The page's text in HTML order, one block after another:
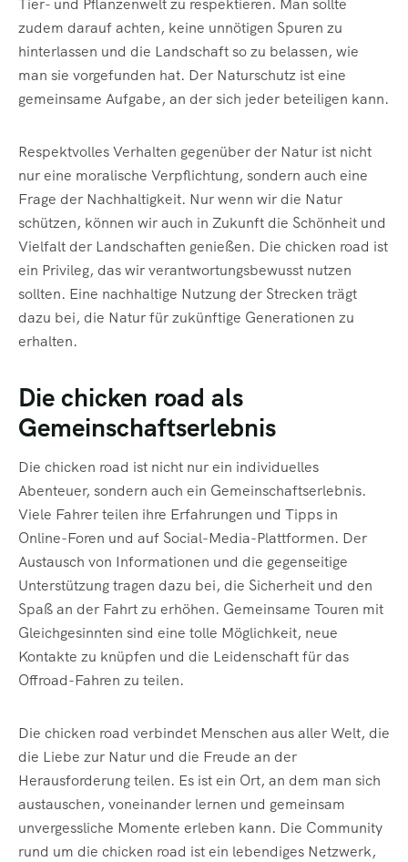
Tier- und Pflanzenwelt zu respektieren. Man sollte
zudem darauf achten, keine unnötigen Spuren zu
hinterlassen und die Landschaft so zu belassen, wie
man sie vorgefunden hat. Der Naturschutz ist eine
gemeinsame Aufgabe, an der sich jeder beteiligen kann.
Respektvolles Verhalten gegenüber der Natur ist nicht
nur eine moralische Verpflichtung, sondern auch eine
Frage der Nachhaltigkeit. Nur wenn wir die Natur
schützen, können wir auch in Zukunft die Schönheit und
Vielfalt der Landschaften genießen. Die chicken road ist
ein Privileg, das wir verantwortungsbewusst nutzen
sollten. Eine nachhaltige Nutzung der Strecken trägt
dazu bei, die Natur für zukünftige Generationen zu
erhalten.
Die chicken road als
Gemeinschaftserlebnis
Die chicken road ist nicht nur ein individuelles
Abenteuer, sondern auch ein Gemeinschaftserlebnis.
Viele Fahrer teilen ihre Erfahrungen und Tipps in
Online-Foren und auf Social-Media-Plattformen. Der
Austausch von Informationen und die gegenseitige
Unterstützung tragen dazu bei, die Sicherheit und den
Spaß an der Fahrt zu erhöhen. Gemeinsame Touren mit
Gleichgesinnten sind eine tolle Möglichkeit, neue
Kontakte zu knüpfen und die Leidenschaft für das
Offroad-Fahren zu teilen.
Die chicken road verbindet Menschen aus aller Welt, die
die Liebe zur Natur und die Freude an der
Herausforderung teilen. Es ist ein Ort, an dem man sich
austauschen, voneinander lernen und gemeinsam
unvergessliche Momente erleben kann. Die Community
rund um die chicken road ist ein lebendiges Netzwerk,